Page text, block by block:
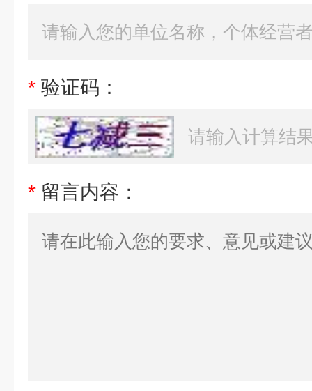
* 验证码：
* 留言内容：